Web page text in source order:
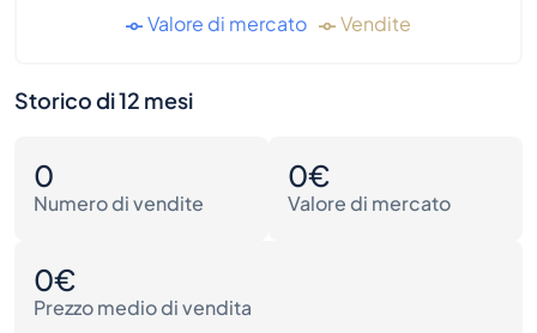
Valore di mercato Vendite
Storico di 12 mesi
0
Numero di vendite
0€
Valore di mercato
0€
Prezzo medio di vendita